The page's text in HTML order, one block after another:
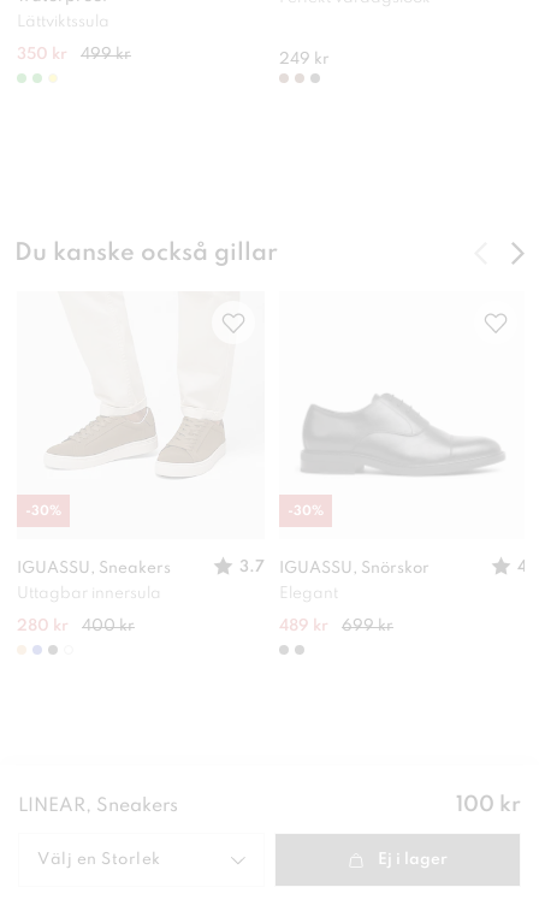
Lättviktssula
350 kr 499 kr 249 kr
Du kanske också gillar
IGUASSU, Sneakers
3.7
Uttagbar innersula
280 kr 400 kr
-30%
IGUASSU, Snörskor
4
Elegant
489 kr 699 kr
-30%
LINEAR, Sneakers Pris:
100 kr
Välj en Storlek Ej i lager